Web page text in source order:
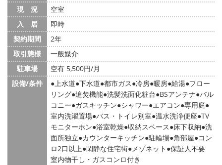
現 況
空室
入 居
即時
契約期間
2年
取引態様
一般媒介
駐車場
空有 5,500円/月
設備/条件
上水道 下水道 都市ガス 冷房 暖房 給湯 フロー
リング 追焚機能 洗髪洗面化粧台 BSアンテナ バル
コニー ガスキッチン シャワー エアコン 専用庭
室内洗濯置場 バス・トイレ別室 温水洗浄便座 TV
モニターホン 浴室乾燥 収納スペース 床下収納 洗
面所独立 カウンターキッチン 駐輪場 角部屋 コン
ロ2口以上 閑静な住宅街 メゾネット 保証人不要
室内物干し・ガスコンロ付き